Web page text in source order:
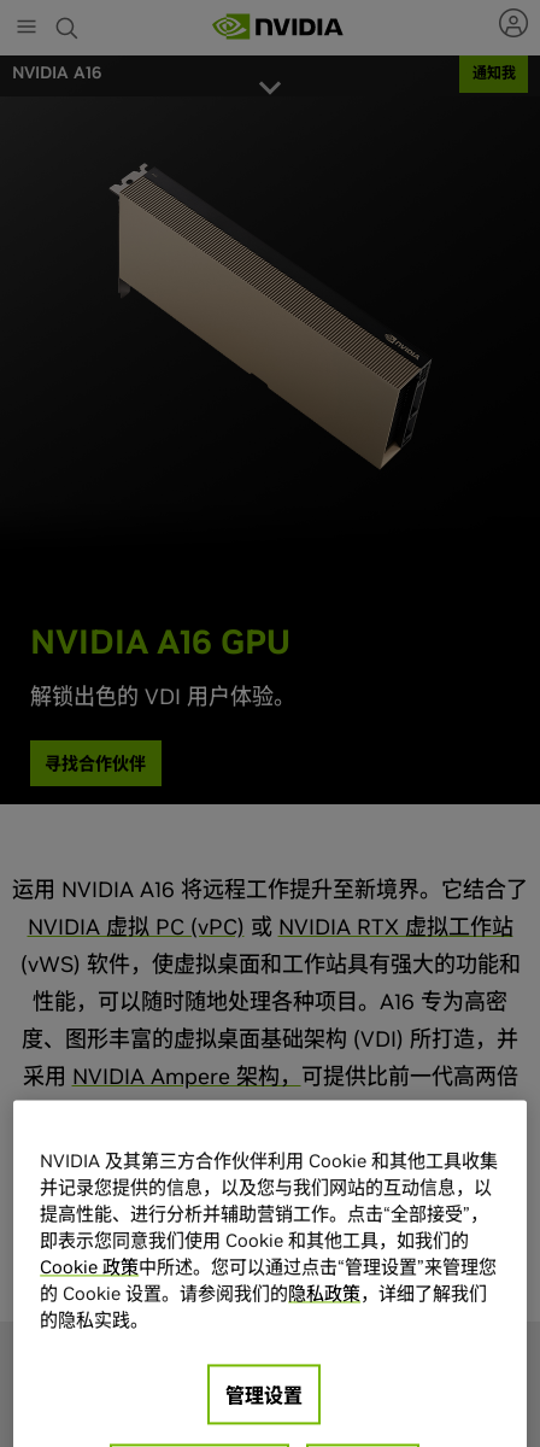
to
main
content
NVIDIA A16 通知我
NVIDIA A16 GPU
解锁出色的 VDI 用户体验。
寻找合作伙伴
运用 NVIDIA A16 将远程工作提升至新境界。它结合了
NVIDIA 虚拟 PC (vPC) 或 NVIDIA RTX 虚拟工作站
(vWS) 软件，使虚拟桌面和工作站具有强大的功能和
性能，可以随时随地处理各种项目。A16 专为高密
度、图形丰富的虚拟桌面基础架构 (VDI) 所打造，并
采用 NVIDIA Ampere 架构， 可提供比前一代高两倍
下载 NVIDIA A16 性能数据表 (PDF 258 KB)
下载 NVIDIA A16 产品简介 (PDF 383 KB)
特性
NVIDIA 及其第三方合作伙伴利用 Cookie 和其他工具收集
并记录您提供的信息，以及您与我们网站的互动信息，以
提高性能、进行分析并辅助营销工作。点击“全部接受”，
即表示您同意我们使用 Cookie 和其他工具，如我们的
Cookie 政策中所述。您可以通过点击“管理设置”来管理您
的 Cookie 设置。请参阅我们的隐私政策，详细了解我们
的隐私实践。
管理设置